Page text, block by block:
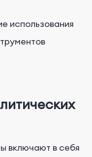
использования
включают в себя